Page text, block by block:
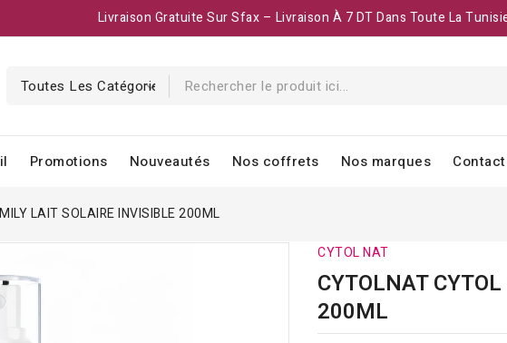
Livraison Gratuite Sur Sfax – Livraison À 7 DT Dans Toute La
Promotions Nouveautés Nos coffrets Nos marques
LAIT SOLAIRE INVISIBLE 200ML
CYTOL NAT
CYTOLNAT
200ML